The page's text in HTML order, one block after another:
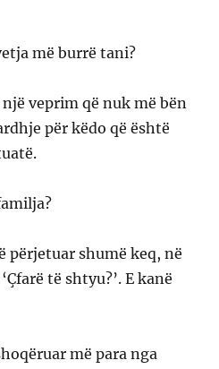
më burrë tani?
veprim që nuk më bën
për këdo që është
përjetuar shumë keq, në
të shtyu?’. E kanë
më para nga